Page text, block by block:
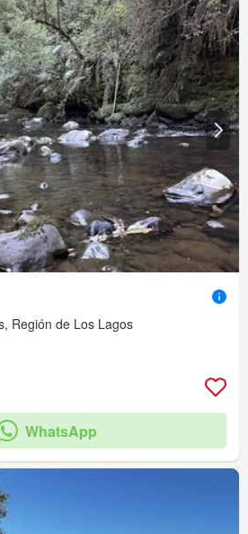
Región de Los Lagos
WhatsApp